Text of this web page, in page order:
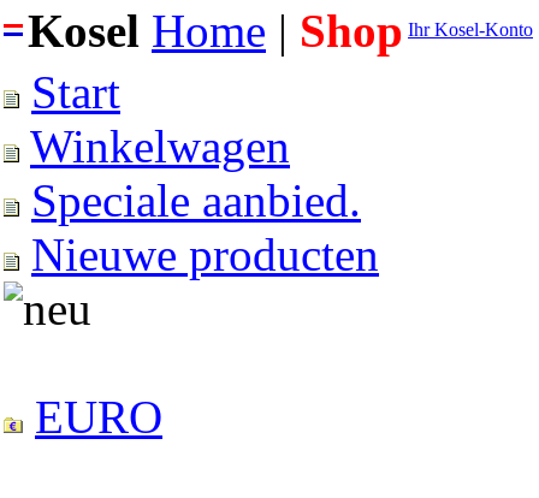
Kosel Home | Shop Ihr Kosel-Konto
Start
Winkelwagen
Speciale aanbied.
Nieuwe producten
EURO